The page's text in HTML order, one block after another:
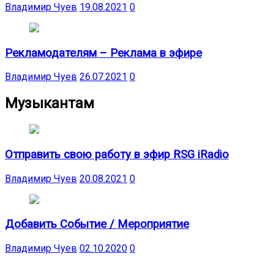
Владимир Чуев 19.08.2021 0
Рекламодателям – Реклама в эфире
Владимир Чуев 26.07.2021 0
Музыкантам
Отправить свою работу в эфир RSG iRadio
Владимир Чуев 20.08.2021 0
Добавить Событие / Мероприятие
Владимир Чуев 02.10.2020 0